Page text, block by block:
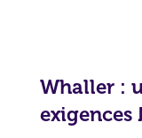
Whaller :
exigences